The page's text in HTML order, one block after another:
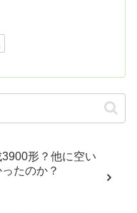
形？他に空い
たのか？